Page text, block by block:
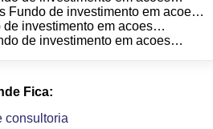
Fundo de investimento em acoes
de investimento em acoes
de investimento em acoes
Fica:
consultoria